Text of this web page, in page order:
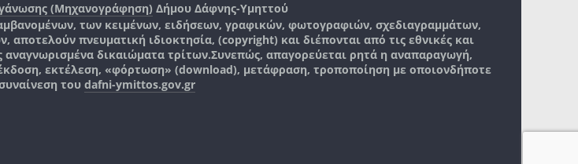
(Μηχανογράφηση) Δήμου Δάφνης-Υμηττού
των κειμένων, ειδήσεων, γραφικών, φωτογραφιών, σχεδιαγραμμάτων,
πνευματική ιδιοκτησία, (copyright) και διέπονται από τις εθνικές και
αναγνωρισμένα δικαιώματα τρίτων.Συνεπώς, απαγορεύεται ρητά η αναπαραγωγή,
εκτέλεση, «φόρτωση» (download), μετάφραση, τροποποίηση με οποιονδήποτε
του dafni-ymittos.gov.gr